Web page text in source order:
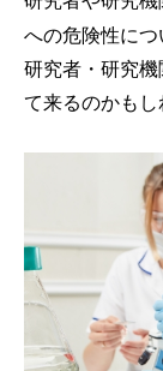
への危険性に
研究者・研究
て来るのかもし